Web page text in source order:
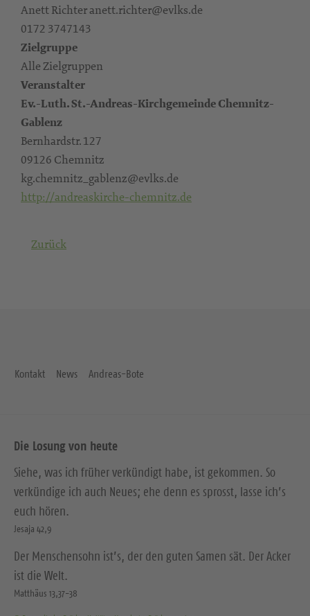
Anett Richter anett.richter@evlks.de
0172 3747143
Zielgruppe
Alle Zielgruppen
Veranstalter
Ev.-Luth. St.-Andreas-Kirchgemeinde Chemnitz-
Gablenz
Bernhardstr. 127
09126 Chemnitz
kg.chemnitz_gablenz@evlks.de
http://andreaskirche-chemnitz.de
Zurück
Kontakt News Andreas-Bote
Die Losung von heute
Siehe, was ich früher verkündigt habe, ist gekommen. So
verkündige ich auch Neues; ehe denn es sprosst, lasse ich’s
euch hören.
Jesaja 42,9
Der Menschensohn ist’s, der den guten Samen sät. Der Acker
ist die Welt.
Matthäus 13,37-38